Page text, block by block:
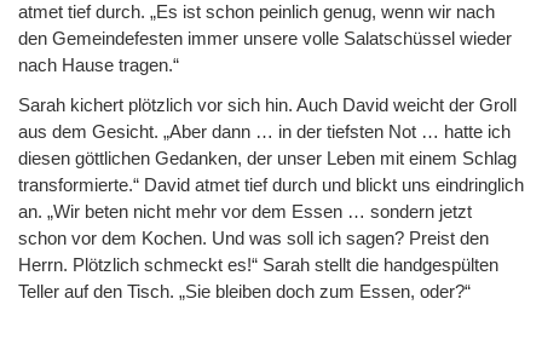
atmet tief durch. „Es ist schon peinlich genug, wenn wir nach
den Gemeindefesten immer unsere volle Salatschüssel wieder
nach Hause tragen.“
Sarah kichert plötzlich vor sich hin. Auch David weicht der Groll
aus dem Gesicht. „Aber dann … in der tiefsten Not … hatte ich
diesen göttlichen Gedanken, der unser Leben mit einem Schlag
transformierte.“ David atmet tief durch und blickt uns eindringlich
an. „Wir beten nicht mehr vor dem Essen … sondern jetzt
schon vor dem Kochen. Und was soll ich sagen? Preist den
Herrn. Plötzlich schmeckt es!“ Sarah stellt die handgespülten
Teller auf den Tisch. „Sie bleiben doch zum Essen, oder?“